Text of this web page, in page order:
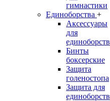
гимнастики
Единоборства +
Аксессуары
для
единоборств
Бинты
боксерские
Защита
голеностопа
Защита для
единоборств